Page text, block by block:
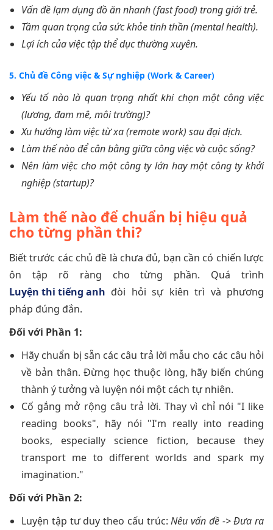
Vấn đề lạm dụng đồ ăn nhanh (fast food) trong giới trẻ.
Tầm quan trọng của sức khỏe tinh thần (mental health).
Lợi ích của việc tập thể dục thường xuyên.
5. Chủ đề Công việc & Sự nghiệp (Work & Career)
Yếu tố nào là quan trọng nhất khi chọn một công việc
(lương, đam mê, môi trường)?
Xu hướng làm việc từ xa (remote work) sau đại dịch.
Làm thế nào để cân bằng giữa công việc và cuộc sống?
Nên làm việc cho một công ty lớn hay một công ty khởi
nghiệp (startup)?
Làm thế nào để chuẩn bị hiệu quả
cho từng phần thi?
Biết trước các chủ đề là chưa đủ, bạn cần có chiến lược
ôn tập rõ ràng cho từng phần. Quá trình
Luyện thi tiếng anh đòi hỏi sự kiên trì và phương
pháp đúng đắn.
Đối với Phần 1:
Hãy chuẩn bị sẵn các câu trả lời mẫu cho các câu hỏi
về bản thân. Đừng học thuộc lòng, hãy biến chúng
thành ý tưởng và luyện nói một cách tự nhiên.
Cố gắng mở rộng câu trả lời. Thay vì chỉ nói "I like
reading books", hãy nói "I'm really into reading
books, especially science fiction, because they
transport me to different worlds and spark my
imagination."
Đối với Phần 2:
Luyện tập tư duy theo cấu trúc:Nêu vấn đề -> Đưa ra